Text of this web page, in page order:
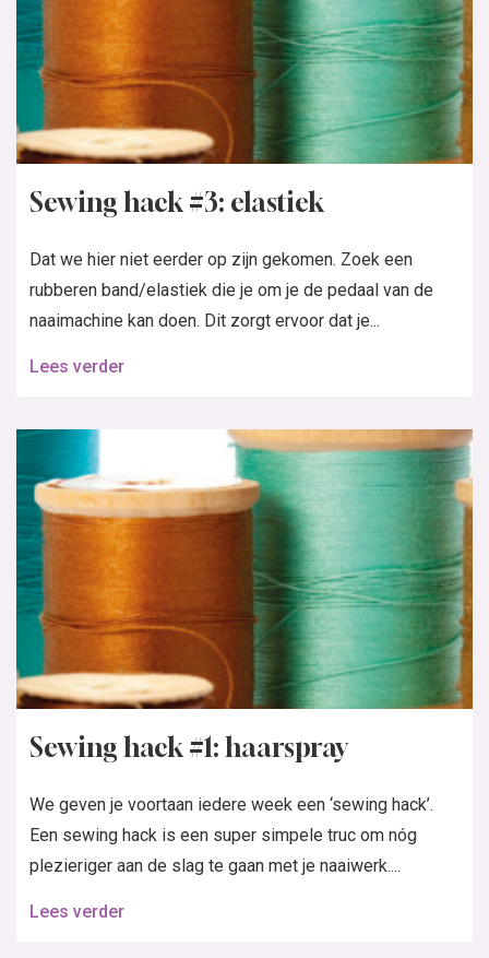
Sewing hack #3: elastiek
Dat we hier niet eerder op zijn gekomen. Zoek een
rubberen band/elastiek die je om je de pedaal van de
naaimachine kan doen. Dit zorgt ervoor dat je...
Lees verder
Sewing hack #1: haarspray
We geven je voortaan iedere week een ‘sewing hack’.
Een sewing hack is een super simpele truc om nóg
plezieriger aan de slag te gaan met je naaiwerk....
Lees verder